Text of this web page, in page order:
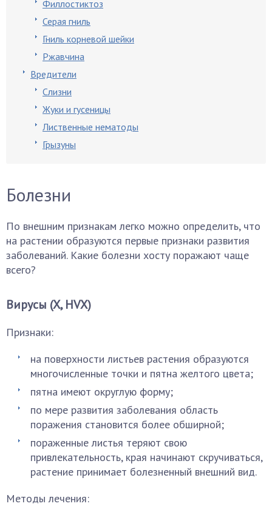
Филлостиктоз
Серая гниль
Гниль корневой шейки
Ржавчина
Вредители
Слизни
Жуки и гусеницы
Лиственные нематоды
Грызуны
Болезни
По внешним признакам легко можно определить, что
на растении образуются первые признаки развития
заболеваний. Какие болезни хосту поражают чаще
всего?
Вирусы (X, HVX)
Признаки:
на поверхности листьев растения образуются
многочисленные точки и пятна желтого цвета;
пятна имеют округлую форму;
по мере развития заболевания область
поражения становится более обширной;
пораженные листья теряют свою
привлекательность, края начинают скручиваться,
растение принимает болезненный внешний вид.
Методы лечения: